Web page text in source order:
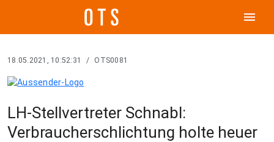
menu
18.05.2021, 10:52:31 / OTS0081
LH-Stellvertreter Schnabl:
Verbraucherschlichtung holte heuer